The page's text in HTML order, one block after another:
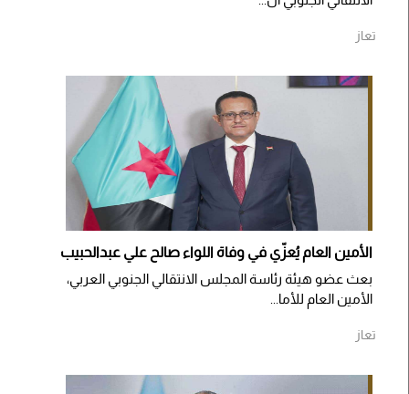
تعاز
الأمين العام يُعزّي في وفاة اللواء صالح علي عبدالحبيب
بعث عضو هيئة رئاسة المجلس الانتقالي الجنوبي العربي،
الأمين العام للأما...
تعاز